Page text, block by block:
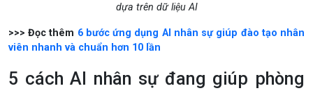
dựa trên dữ liệu AI
>>> Đọc thêm 6 bước ứng dụng AI nhân sự giúp đào tạo nhân
viên nhanh và chuẩn hơn 10 lần
5 cách AI nhân sự đang giúp phòng